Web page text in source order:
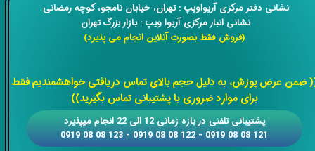
​​نشانی دفتر مرکزی آریواویپ : تهران، خیابان نامجو،کوچه رمضانی
نشانی انبار مرکزی آریوا ویپ : بازار بزرگ تهران
(فروش فقط بصورت آنلاین انجام می پذیرد)
ضمن عرض پوزش، به دلیل حجم بالای تماس دریافتی خواهشمندیم فقط
برای موارد ضروری با پشتیبانی تماس بگیرید))
​​پشتیبانی تلفنی در بازه زمانی 12 الی 22 انجام میپذیرد
121 08 08 0919 - 122 08 08 0919 - 123 08 08 0919